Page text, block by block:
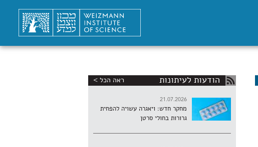
הודעות לעיתונות ראה הכל >
21.07.2026
מחקר חדש: ויאגרה עשויה להפחית
גרורות בחולי סרטן